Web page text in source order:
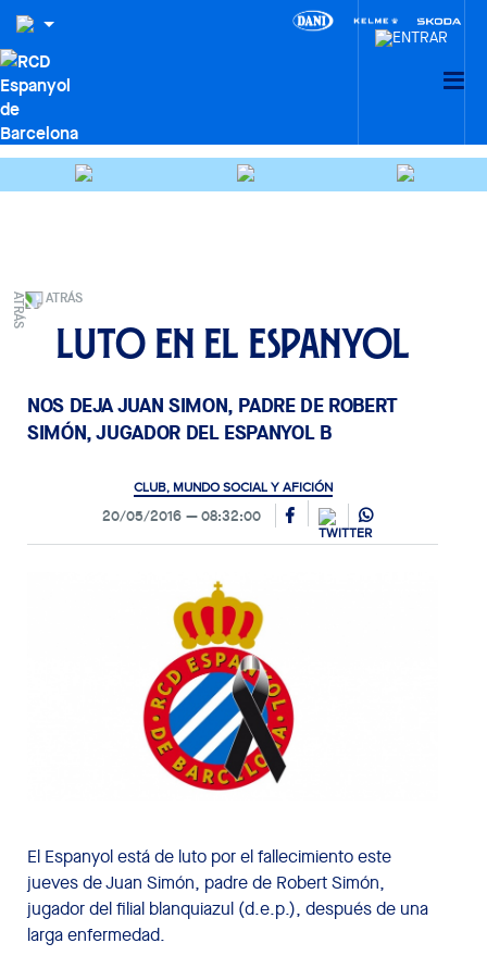
ATRÁS
Luto en el Espanyol
NOS DEJA JUAN SIMON, PADRE DE ROBERT
SIMÓN, JUGADOR DEL ESPANYOL B
CLUB, MUNDO SOCIAL Y AFICIÓN
20/05/2016 08:32:00
El Espanyol está de luto por el fallecimiento este
jueves de Juan Simón, padre de Robert Simón,
jugador del filial blanquiazul (d.e.p.), después de una
larga enfermedad.